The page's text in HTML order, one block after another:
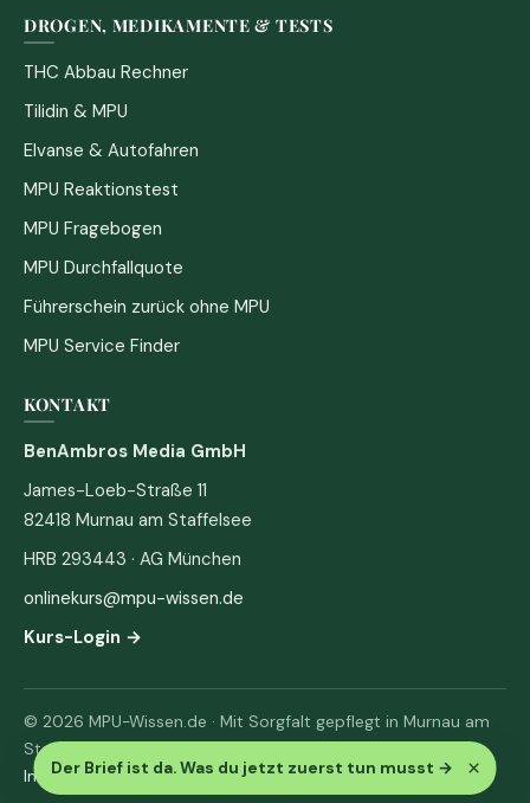
Der Brief ist da. Was du jetzt zuerst tun musst → ×
DROGEN, MEDIKAMENTE & TESTS
THC Abbau Rechner
Tilidin & MPU
Elvanse & Autofahren
MPU Reaktionstest
MPU Fragebogen
MPU Durchfallquote
Führerschein zurück ohne MPU
MPU Service Finder
KONTAKT
BenAmbros Media GmbH
James-Loeb-Straße 11
82418 Murnau am Staffelsee
HRB 293443 · AG München
onlinekurs@mpu-wissen.de
Kurs-Login →
© 2026 MPU-Wissen.de · Mit Sorgfalt gepflegt in Murnau am
Staffelsee
Impressum· Datenschutz & AGB